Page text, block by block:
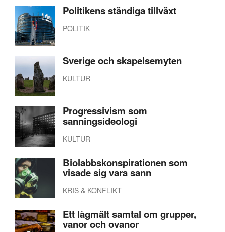
Politikens ständiga tillväxt
POLITIK
Sverige och skapelsemyten
KULTUR
Progressivism som
sanningsideologi
KULTUR
Biolabbskonspirationen som
visade sig vara sann
KRIS & KONFLIKT
Ett lågmält samtal om grupper,
vanor och ovanor